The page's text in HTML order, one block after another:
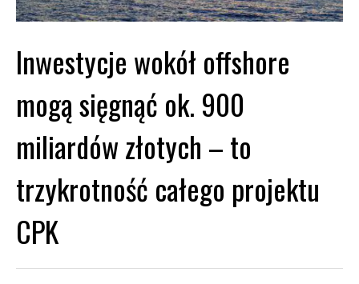
Inwestycje wokół offshore
mogą sięgnąć ok. 900
miliardów złotych – to
trzykrotność całego projektu
CPK